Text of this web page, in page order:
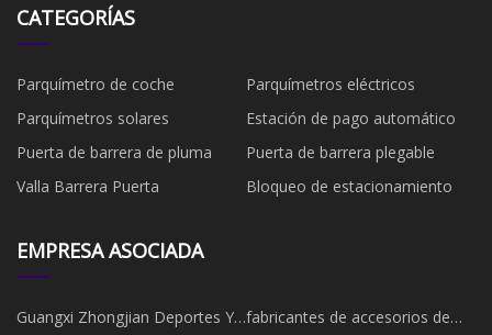
CATEGORÍAS
Parquímetro de coche
Parquímetros eléctricos
Parquímetros solares
Estación de pago automático
Puerta de barrera de pluma
Puerta de barrera plegable
Valla Barrera Puerta
Bloqueo de estacionamiento
EMPRESA ASOCIADA
Guangxi Zhongjian Deportes Y fabricantes de accesorios de